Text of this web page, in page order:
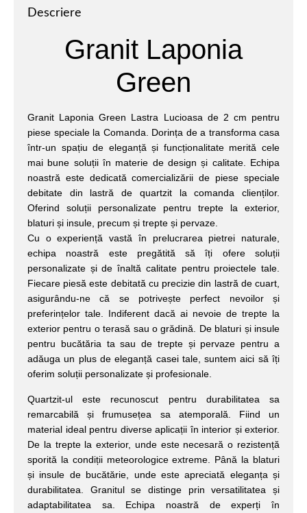
Descriere
Granit Laponia
Green
Granit Laponia Green Lastra Lucioasa de 2 cm pentru
piese speciale la Comanda. Dorința de a transforma casa
într-un spațiu de eleganță și funcționalitate merită cele
mai bune soluții în materie de design și calitate. Echipa
noastră este dedicată comercializării de piese speciale
debitate din lastră de quartzit la comanda clienților.
Oferind soluții personalizate pentru trepte la exterior,
blaturi și insule, precum și trepte și pervaze.
Cu o experiență vastă în prelucrarea pietrei naturale,
echipa noastră este pregătită să îți ofere soluții
personalizate și de înaltă calitate pentru proiectele tale.
Fiecare piesă este debitată cu precizie din lastră de cuart,
asigurându-ne că se potrivește perfect nevoilor și
preferințelor tale. Indiferent dacă ai nevoie de trepte la
exterior pentru o terasă sau o grădină. De blaturi și insule
pentru bucătăria ta sau de trepte și pervaze pentru a
adăuga un plus de eleganță casei tale, suntem aici să îți
oferim soluții personalizate și profesionale.
Quartzit-ul este recunoscut pentru durabilitatea sa
remarcabilă și frumusețea sa atemporală. Fiind un
material ideal pentru diverse aplicații în interior și exterior.
De la trepte la exterior, unde este necesară o rezistență
sporită la condiții meteorologice extreme. Până la blaturi
și insule de bucătărie, unde este apreciată eleganța și
durabilitatea. Granitul se distinge prin versatilitatea și
adaptabilitatea sa. Echipa noastră de experți în